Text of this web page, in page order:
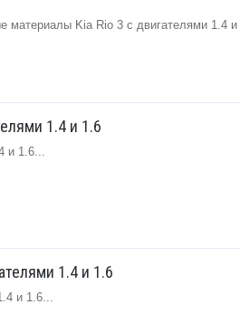
материалы Kia Rio 3 с двигателями 1.4 и
1.4 и 1.6
и 1.6...
1.4 и 1.6
и 1.6...